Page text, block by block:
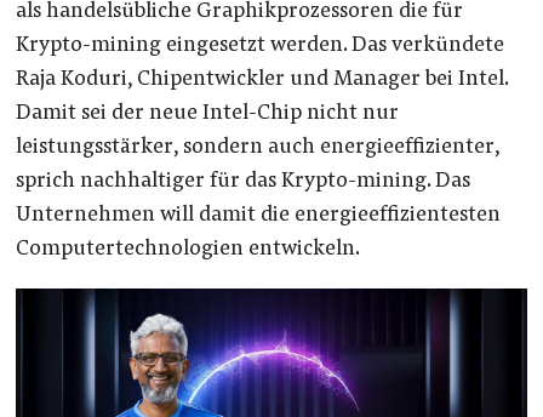
als handelsübliche Graphikprozessoren die für
Krypto-mining eingesetzt werden. Das verkündete
Raja Koduri, Chipentwickler und Manager bei Intel.
Damit sei der neue Intel-Chip nicht nur
leistungsstärker, sondern auch energieeffizienter,
sprich nachhaltiger für das Krypto-mining. Das
Unternehmen will damit die energieeffizientesten
Computertechnologien entwickeln.